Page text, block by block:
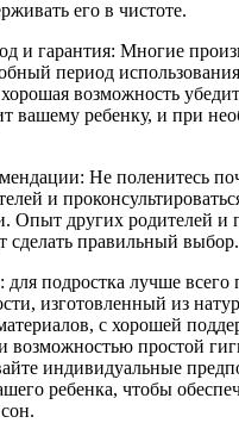
его в чистоте.
и гарантия: Многие
период
возможность
вашему ребенку, и при
Не поленитесь
и
Опыт других родителей и
сделать правильный выбор.
подростка лучше всего
изготовленный из
с хорошей
возможностью простой
индивидуальные
ребенка, чтобы